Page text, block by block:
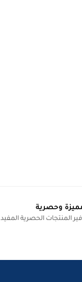
وحصرية
المنتجات الحصرية المفيد